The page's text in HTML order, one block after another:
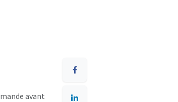
avant